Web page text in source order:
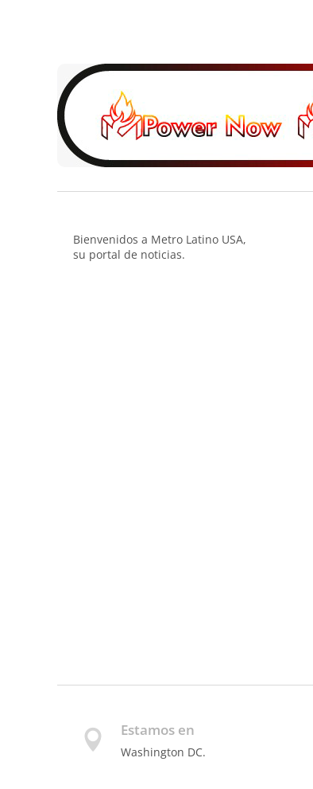
Bienvenidos a Metro Latino USA,
su portal de noticias.
Estamos en
Washington DC.